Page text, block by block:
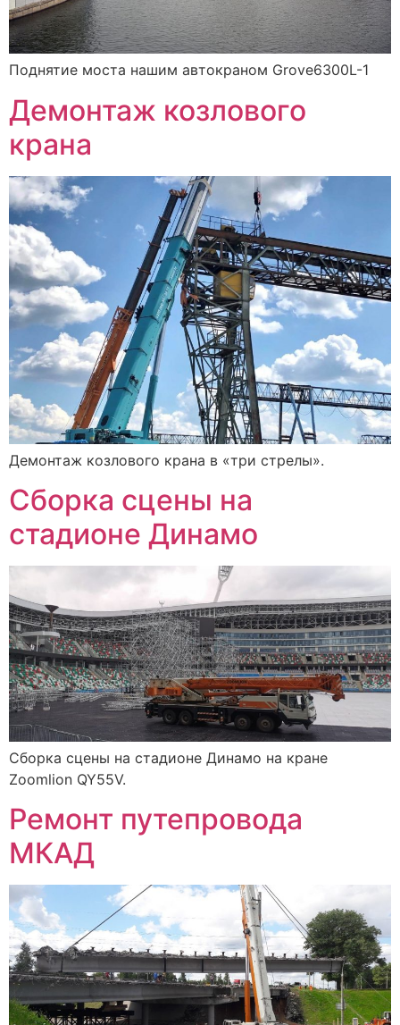
Поднятие моста нашим автокраном Grove6300L-1
Демонтаж козлового
крана
Демонтаж козлового крана в «три стрелы».
Сборка сцены на
стадионе Динамо
Сборка сцены на стадионе Динамо на кране
Zoomlion QY55V.
Ремонт путепровода
МКАД